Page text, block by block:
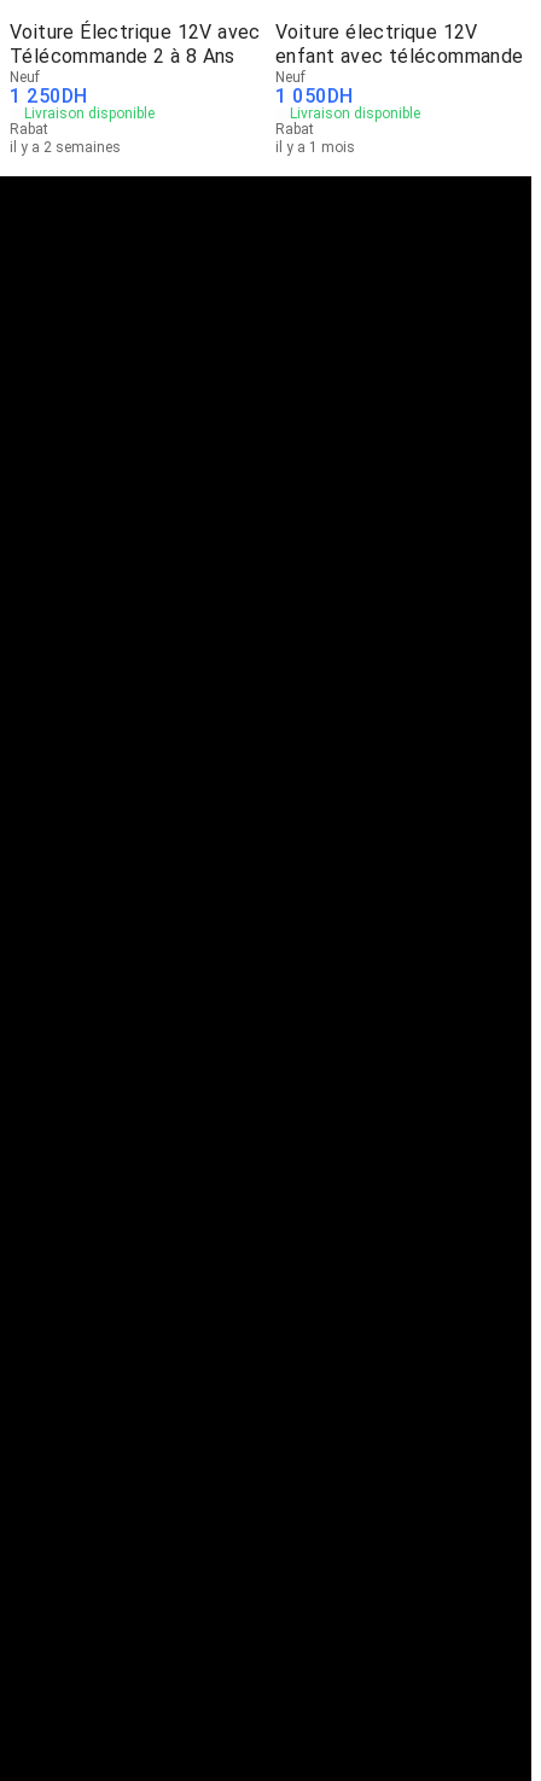
Voiture Électrique 12V avec
Télécommande 2 à 8 Ans
Neuf
1 250DH
Livraison disponible
Rabat
il y a 2 semaines
Voiture électrique 12V
enfant avec télécommande
Neuf
1 050DH
Livraison disponible
Rabat
il y a 1 mois